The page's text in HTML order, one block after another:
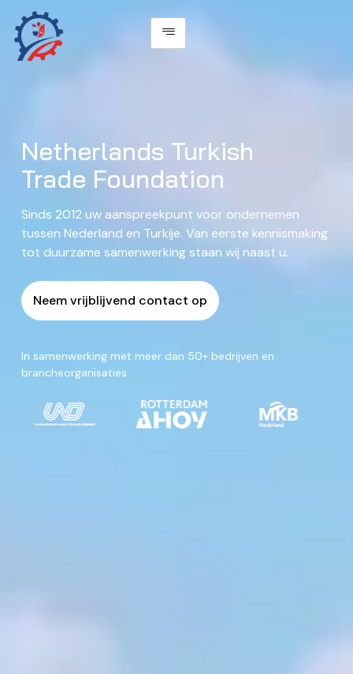
Netherlands Turkish
Trade Foundation
Sinds 2012 uw aanspreekpunt voor ondernemen
tussen Nederland en Turkije. Van eerste kennismaking
tot duurzame samenwerking staan wij naast u.
Neem vrijblijvend contact op
In samenwerking met meer dan 50+ bedrijven en
brancheorganisaties